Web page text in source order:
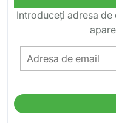
Introduceți adresa
Adresa
de